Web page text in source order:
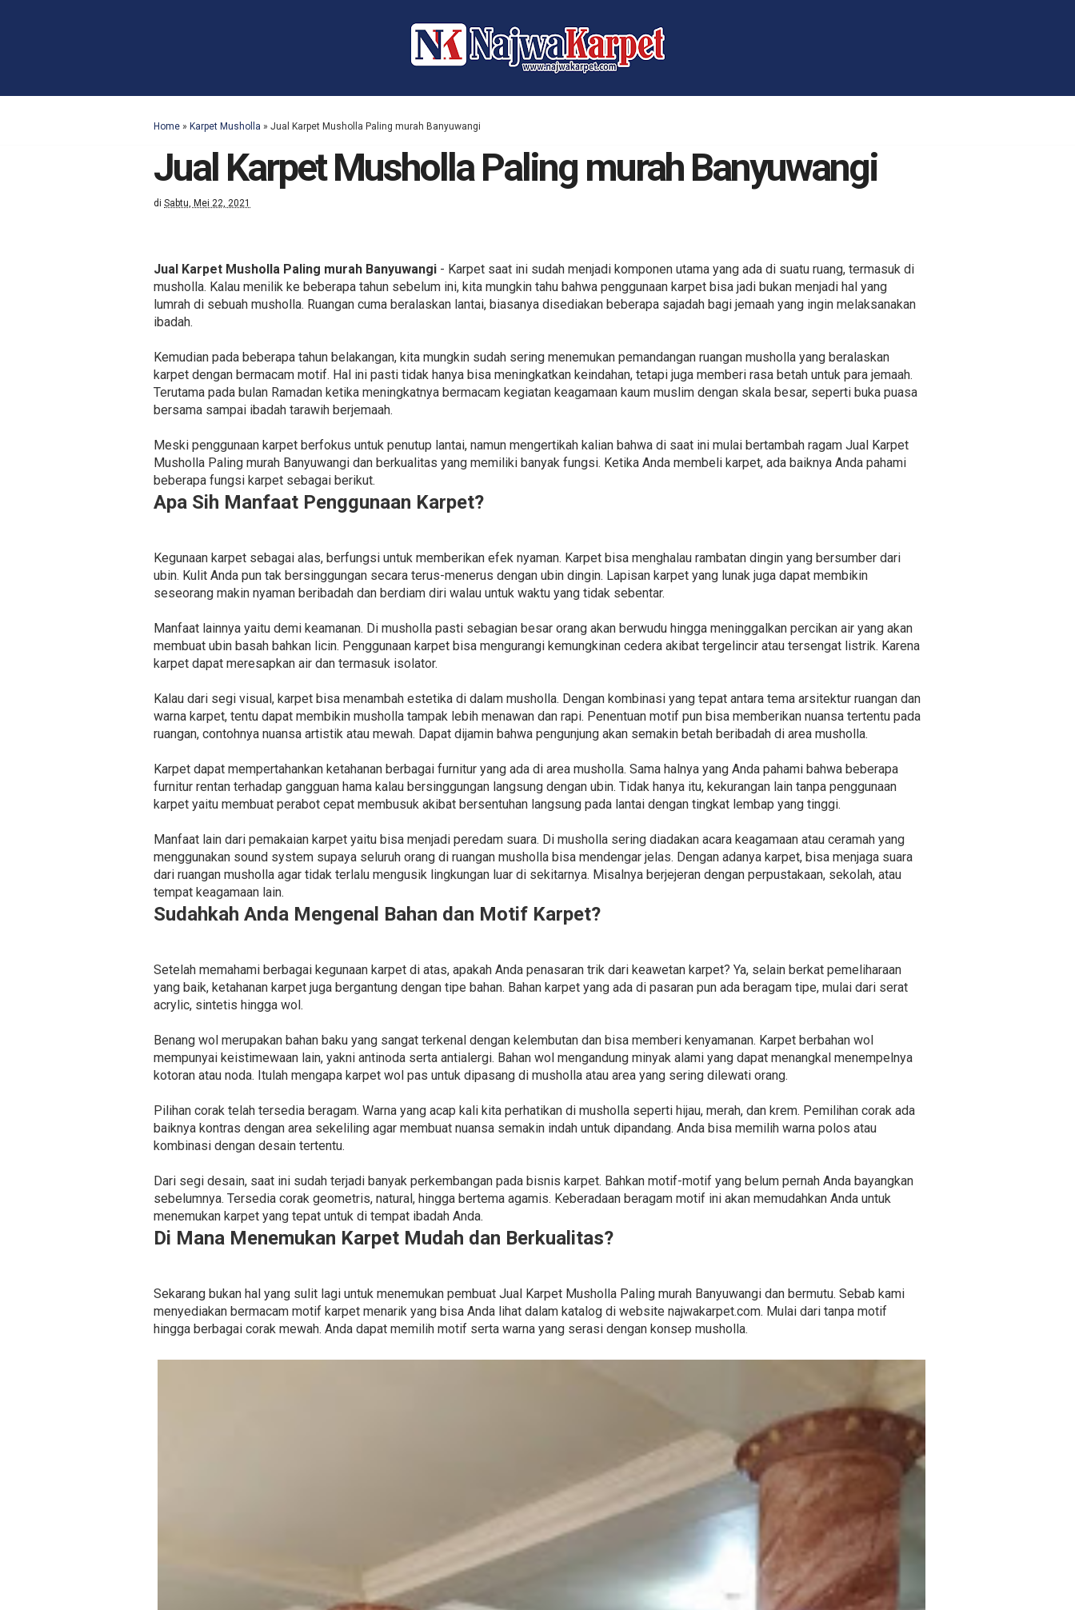
Home » Karpet Musholla » Jual Karpet Musholla Paling murah Banyuwangi
Jual Karpet Musholla Paling murah Banyuwangi
di Sabtu, Mei 22, 2021
Jual Karpet Musholla Paling murah Banyuwangi - Karpet saat ini sudah menjadi komponen utama yang ada di suatu ruang, termasuk di
musholla. Kalau menilik ke beberapa tahun sebelum ini, kita mungkin tahu bahwa penggunaan karpet bisa jadi bukan menjadi hal yang
lumrah di sebuah musholla. Ruangan cuma beralaskan lantai, biasanya disediakan beberapa sajadah bagi jemaah yang ingin melaksanakan
ibadah.
Kemudian pada beberapa tahun belakangan, kita mungkin sudah sering menemukan pemandangan ruangan musholla yang beralaskan
karpet dengan bermacam motif. Hal ini pasti tidak hanya bisa meningkatkan keindahan, tetapi juga memberi rasa betah untuk para jemaah.
Terutama pada bulan Ramadan ketika meningkatnya bermacam kegiatan keagamaan kaum muslim dengan skala besar, seperti buka puasa
bersama sampai ibadah tarawih berjemaah.
Meski penggunaan karpet berfokus untuk penutup lantai, namun mengertikah kalian bahwa di saat ini mulai bertambah ragam Jual Karpet
Musholla Paling murah Banyuwangi dan berkualitas yang memiliki banyak fungsi. Ketika Anda membeli karpet, ada baiknya Anda pahami
beberapa fungsi karpet sebagai berikut.
Apa Sih Manfaat Penggunaan Karpet?
Kegunaan karpet sebagai alas, berfungsi untuk memberikan efek nyaman. Karpet bisa menghalau rambatan dingin yang bersumber dari
ubin. Kulit Anda pun tak bersinggungan secara terus-menerus dengan ubin dingin. Lapisan karpet yang lunak juga dapat membikin
seseorang makin nyaman beribadah dan berdiam diri walau untuk waktu yang tidak sebentar.
Manfaat lainnya yaitu demi keamanan. Di musholla pasti sebagian besar orang akan berwudu hingga meninggalkan percikan air yang akan
membuat ubin basah bahkan licin. Penggunaan karpet bisa mengurangi kemungkinan cedera akibat tergelincir atau tersengat listrik. Karena
karpet dapat meresapkan air dan termasuk isolator.
Kalau dari segi visual, karpet bisa menambah estetika di dalam musholla. Dengan kombinasi yang tepat antara tema arsitektur ruangan dan
warna karpet, tentu dapat membikin musholla tampak lebih menawan dan rapi. Penentuan motif pun bisa memberikan nuansa tertentu pada
ruangan, contohnya nuansa artistik atau mewah. Dapat dijamin bahwa pengunjung akan semakin betah beribadah di area musholla.
Karpet dapat mempertahankan ketahanan berbagai furnitur yang ada di area musholla. Sama halnya yang Anda pahami bahwa beberapa
furnitur rentan terhadap gangguan hama kalau bersinggungan langsung dengan ubin. Tidak hanya itu, kekurangan lain tanpa penggunaan
karpet yaitu membuat perabot cepat membusuk akibat bersentuhan langsung pada lantai dengan tingkat lembap yang tinggi.
Manfaat lain dari pemakaian karpet yaitu bisa menjadi peredam suara. Di musholla sering diadakan acara keagamaan atau ceramah yang
menggunakan sound system supaya seluruh orang di ruangan musholla bisa mendengar jelas. Dengan adanya karpet, bisa menjaga suara
dari ruangan musholla agar tidak terlalu mengusik lingkungan luar di sekitarnya. Misalnya berjejeran dengan perpustakaan, sekolah, atau
tempat keagamaan lain.
Sudahkah Anda Mengenal Bahan dan Motif Karpet?
Setelah memahami berbagai kegunaan karpet di atas, apakah Anda penasaran trik dari keawetan karpet? Ya, selain berkat pemeliharaan
yang baik, ketahanan karpet juga bergantung dengan tipe bahan. Bahan karpet yang ada di pasaran pun ada beragam tipe, mulai dari serat
acrylic, sintetis hingga wol.
Benang wol merupakan bahan baku yang sangat terkenal dengan kelembutan dan bisa memberi kenyamanan. Karpet berbahan wol
mempunyai keistimewaan lain, yakni antinoda serta antialergi. Bahan wol mengandung minyak alami yang dapat menangkal menempelnya
kotoran atau noda. Itulah mengapa karpet wol pas untuk dipasang di musholla atau area yang sering dilewati orang.
Pilihan corak telah tersedia beragam. Warna yang acap kali kita perhatikan di musholla seperti hijau, merah, dan krem. Pemilihan corak ada
baiknya kontras dengan area sekeliling agar membuat nuansa semakin indah untuk dipandang. Anda bisa memilih warna polos atau
kombinasi dengan desain tertentu.
Dari segi desain, saat ini sudah terjadi banyak perkembangan pada bisnis karpet. Bahkan motif-motif yang belum pernah Anda bayangkan
sebelumnya. Tersedia corak geometris, natural, hingga bertema agamis. Keberadaan beragam motif ini akan memudahkan Anda untuk
menemukan karpet yang tepat untuk di tempat ibadah Anda.
Di Mana Menemukan Karpet Mudah dan Berkualitas?
Sekarang bukan hal yang sulit lagi untuk menemukan pembuat Jual Karpet Musholla Paling murah Banyuwangi dan bermutu. Sebab kami
menyediakan bermacam motif karpet menarik yang bisa Anda lihat dalam katalog di website najwakarpet.com. Mulai dari tanpa motif
hingga berbagai corak mewah. Anda dapat memilih motif serta warna yang serasi dengan konsep musholla.